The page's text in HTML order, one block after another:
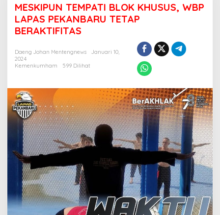
S
K
I
N
P
A
T
I
B
K
H
S
,
MESKIPUN TEMPATI BLOK KHUSUS, WBP
LAPAS PEKANBARU TETAP
BERAKTIFITAS
Daeng Johan Mentengnews
Januari 10,
2024
Kemenkumham
599 Dilihat